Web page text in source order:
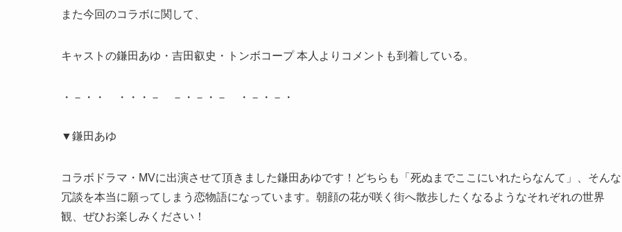
また今回のコラボに関して、
キャストの鎌田あゆ・吉田叡史・トンボコープ 本人よりコメントも到着している。
・－・・ ・・・－ －・－・－ ・－・－・
▼鎌田あゆ
コラボドラマ・MVに出演させて頂きました鎌田あゆです！どちらも「死ぬまでここにいれたらなんて」、そんな
冗談を本当に願ってしまう恋物語になっています。朝顔の花が咲く街へ散歩したくなるようなそれぞれの世界
観、ぜひお楽しみください！